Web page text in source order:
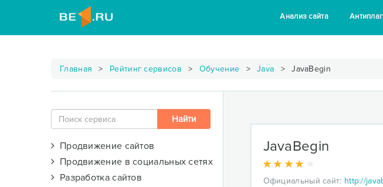
Анализ сайта
Главная Рейтинг сервисов Обучение Java JavaBegin
Продвижение сайтов
Продвижение в социальных сетях
Разработка сайтов
JavaBegin
Официальный сайт: http://